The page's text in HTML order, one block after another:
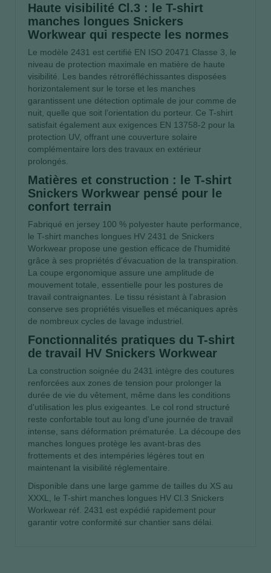
Haute visibilité Cl.3 : le T-shirt
manches longues Snickers
Workwear qui respecte les normes
Le modèle 2431 est certifié EN ISO 20471 Classe 3, le
niveau de protection maximale en matière de haute
visibilité. Les bandes rétroréfléchissantes disposées
horizontalement sur le torse et les manches
garantissent une détection optimale de jour comme de
nuit, quelle que soit l'orientation du porteur. Ce T-shirt
satisfait également aux exigences EN 13758-2 pour la
protection UV, offrant une couverture solaire
complémentaire lors des travaux en extérieur
prolongés.
Matières et construction : le T-shirt
Snickers Workwear pensé pour le
confort terrain
Fabriqué en jersey 100 % polyester haute performance,
le T-shirt manches longues HV 2431 de Snickers
Workwear propose une gestion efficace de l'humidité
grâce à ses propriétés d'évacuation de la transpiration.
La coupe ergonomique assure une amplitude de
mouvement totale, essentielle pour les postures de
travail contraignantes. Le tissu résistant à l'abrasion
conserve ses propriétés visuelles et mécaniques après
de nombreux cycles de lavage industriel.
Fonctionnalités pratiques du T-shirt
de travail HV Snickers Workwear
La construction soignée du 2431 intègre des coutures
renforcées aux zones de tension pour prolonger la
durée de vie du vêtement, même dans les conditions
d'utilisation les plus exigeantes. Le col rond structuré
reste confortable tout au long d'une journée de travail
intense, sans déformation prématurée. La découpe des
manches longues protège les avant-bras des
frottements et des intempéries légères tout en
maintenant la visibilité réglementaire.
Disponible dans une large gamme de tailles du XS au
XXXL, le T-shirt manches longues HV Cl.3 Snickers
Workwear réf. 2431 est expédié rapidement pour
garantir votre conformité sur chantier sans délai.